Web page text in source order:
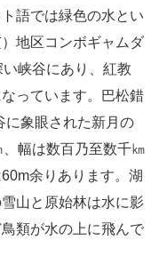
語では緑色の水とい
地区コンボギャムダ
峡谷にあり、紅教
っています。巴松錯
に象眼された新月の
幅は数百乃至数千㎞
余りあります。湖
山と原始林は水に影
類が水の上に飛んで